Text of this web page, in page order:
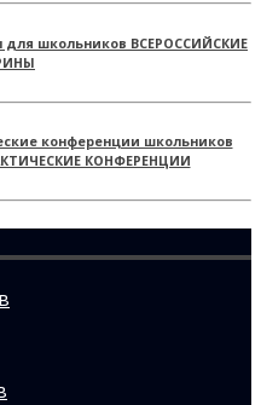
ВСЕРОССИЙСКИЕ
КОНФЕРЕНЦИИ